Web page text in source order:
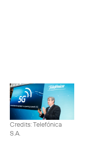
Credits: Telefónica
S.A.